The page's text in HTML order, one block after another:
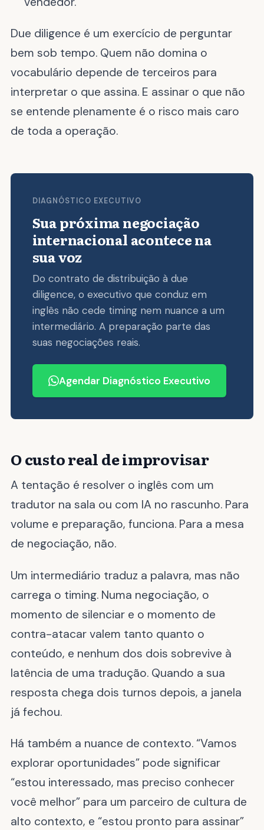
Due diligence é um exercício de perguntar
bem sob tempo. Quem não domina o
vocabulário depende de terceiros para
interpretar o que assina. E assinar o que não
se entende plenamente é o risco mais caro
de toda a operação.
DIAGNÓSTICO EXECUTIVO
Sua próxima negociação
internacional acontece na
sua voz
Do contrato de distribuição à due
diligence, o executivo que conduz em
inglês não cede timing nem nuance a um
intermediário. A preparação parte das
suas negociações reais.
Agendar Diagnóstico Executivo
O custo real de improvisar
A tentação é resolver o inglês com um
tradutor na sala ou com IA no rascunho. Para
volume e preparação, funciona. Para a mesa
de negociação, não.
Um intermediário traduz a palavra, mas não
carrega o timing. Numa negociação, o
momento de silenciar e o momento de
contra-atacar valem tanto quanto o
conteúdo, e nenhum dos dois sobrevive à
latência de uma tradução. Quando a sua
resposta chega dois turnos depois, a janela
já fechou.
Há também a nuance de contexto. “Vamos
explorar oportunidades” pode significar
“estou interessado, mas preciso conhecer
você melhor” para um parceiro de cultura de
alto contexto, e “estou pronto para assinar”